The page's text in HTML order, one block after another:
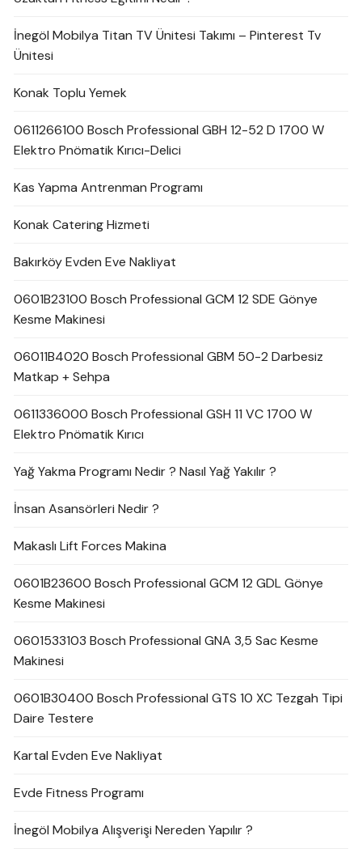
İnegöl Mobilya Titan TV Ünitesi Takımı – Pinterest Tv
Ünitesi
Konak Toplu Yemek
0611266100 Bosch Professional GBH 12-52 D 1700 W
Elektro Pnömatik Kırıcı-Delici
Kas Yapma Antrenman Programı
Konak Catering Hizmeti
Bakırköy Evden Eve Nakliyat
0601B23100 Bosch Professional GCM 12 SDE Gönye
Kesme Makinesi
06011B4020 Bosch Professional GBM 50-2 Darbesiz
Matkap + Sehpa
0611336000 Bosch Professional GSH 11 VC 1700 W
Elektro Pnömatik Kırıcı
Yağ Yakma Programı Nedir ? Nasıl Yağ Yakılır ?
İnsan Asansörleri Nedir ?
Makaslı Lift Forces Makina
0601B23600 Bosch Professional GCM 12 GDL Gönye
Kesme Makinesi
0601533103 Bosch Professional GNA 3,5 Sac Kesme
Makinesi
0601B30400 Bosch Professional GTS 10 XC Tezgah Tipi
Daire Testere
Kartal Evden Eve Nakliyat
Evde Fitness Programı
İnegöl Mobilya Alışverişi Nereden Yapılır ?